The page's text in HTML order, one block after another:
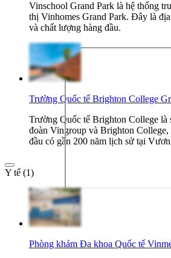
Vinschool Grand Park là hệ thống
thị Vinhomes Grand Park. Đây là
và chất lượng hàng đầu.
Trường Quốc tế Brighton College
Trường Quốc tế Brighton College là
đoàn Vingroup và Brighton
đầu có gần 200 năm lịch sử tại
Y tế (1)
Phòng khám Đa khoa Quốc tế